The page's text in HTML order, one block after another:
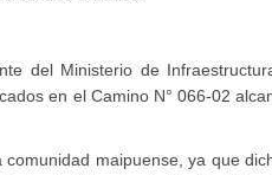
del Ministerio de
en el Camino N° 066-02
maipuense, ya que